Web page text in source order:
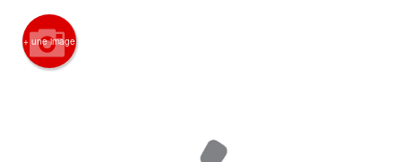
Inscription
Panier (0)
+ une image